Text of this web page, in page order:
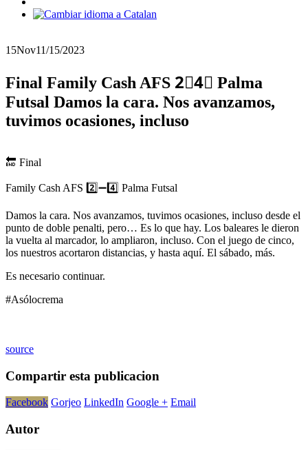
15Nov11/15/2023
Final Family Cash AFS 2⃣4⃣ Palma
Futsal Damos la cara. Nos avanzamos,
tuvimos ocasiones, incluso
🔚 Final
Family Cash AFS 2️⃣➖4️⃣ Palma Futsal
Damos la cara. Nos avanzamos, tuvimos ocasiones, incluso desde el
punto de doble penalti, pero… Es lo que hay. Los baleares le dieron
la vuelta al marcador, lo ampliaron, incluso. Con el juego de cinco,
los nuestros acortaron distancias, y hasta aquí. El sábado, más.
Es necesario continuar.
#Asólocrema
source
Compartir esta publicacion
Facebook Gorjeo LinkedIn Google + Email
Autor